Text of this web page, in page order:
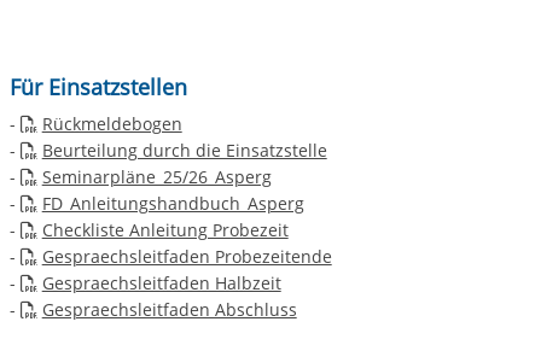
Für Einsatzstellen
-
Rückmeldebogen
-
Beurteilung durch die Einsatzstelle
-
Seminarpläne_25/26_Asperg
-
FD_Anleitungshandbuch_Asperg
-
Checkliste Anleitung Probezeit
-
Gespraechsleitfaden Probezeitende
-
Gespraechsleitfaden Halbzeit
-
Gespraechsleitfaden Abschluss